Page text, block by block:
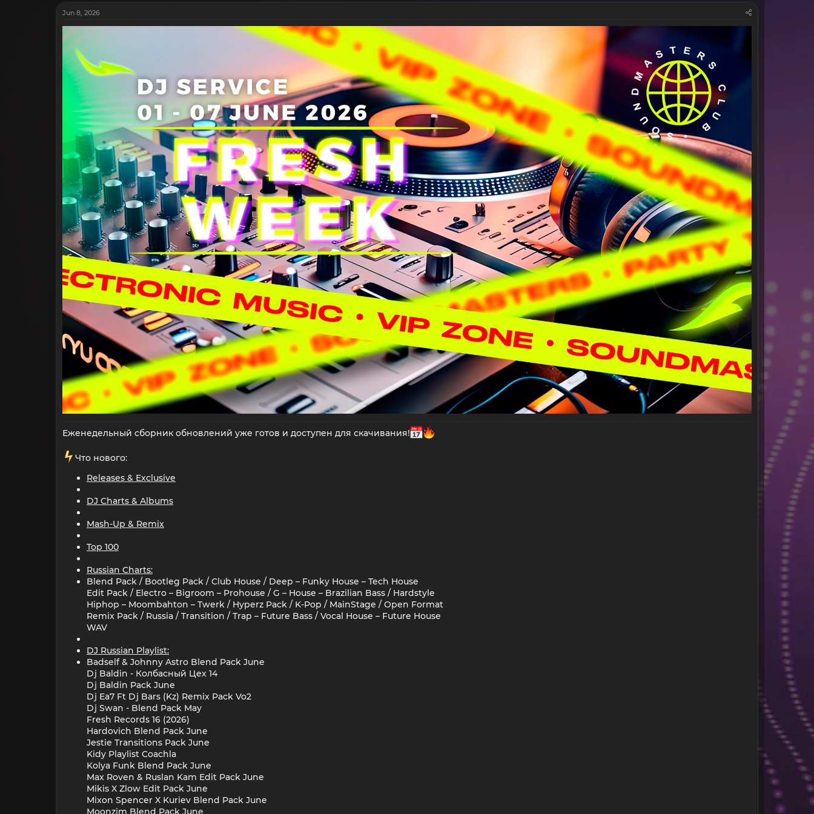
Jun 8, 2026
Еженедельный сборник обновлений уже готов и доступен для скачивания!
️Что нового:
Releases & Exclusive
DJ Charts & Albums
Mash-Up & Remix
Top 100
Russian Charts:
Blend Pack / Bootleg Pack / Club House / Deep – Funky House – Tech House
Edit Pack / Electro – Bigroom – Prohouse / G – House – Brazilian Bass / Hardstyle
Hiphop – Moombahton – Twerk / Hyperz Pack / K-Pop / MainStage / Open Format
Remix Pack / Russia / Transition / Trap – Future Bass / Vocal House – Future House
WAV
DJ Russian Playlist:
Badself & Johnny Astro Blend Pack June
Dj Baldin - Колбасный Цех 14
Dj Baldin Pack June
Dj Ea7 Ft Dj Bars (Kz) Remix Pack Vo2
Dj Swan - Blend Pack May
Fresh Records 16 (2026)
Hardovich Blend Pack June
Jestie Transitions Pack June
Kidy Playlist Coachla
Kolya Funk Blend Pack June
Max Roven & Ruslan Kam Edit Pack June
Mikis X Zlow Edit Pack June
Mixon Spencer X Kuriev Blend Pack June
Moonzim Blend Pack June